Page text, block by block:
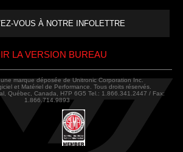
LA VERSION BUREAU
marque déposée de Unitronic Corporation Inc.
et Matériel de Performance. Tous droits réservés.
Québec, Canada, H7P 6G5 Tel.: 1.866.341.2447 / Fax:
1.866.714.9893